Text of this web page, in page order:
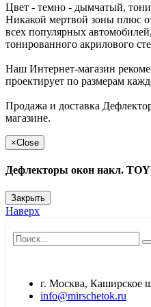
Цвет - темно - дымчатый,
Никакой мертвой зоны плюс
всех популярных
тонированного акрилового
Наш Интернет-магазин
проектирует по размерам
Продажа и доставка
магазине.
×Close
Дефлекторы окон накл.
Закрыть
Наверх
г. Москва, Каширское
info@mirschetok.ru